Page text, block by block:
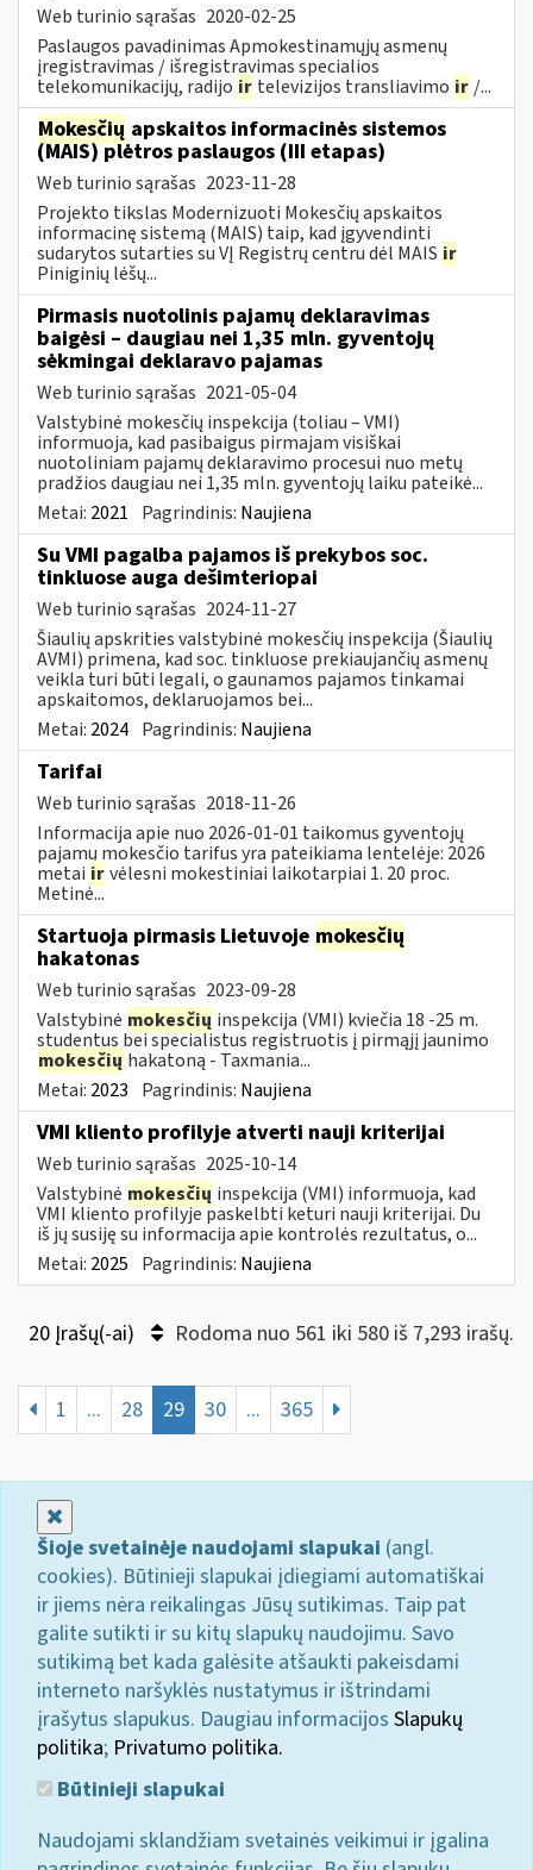
Web turinio sąrašas 2020-02-25
Paslaugos pavadinimas Apmokestinamųjų asmenų
įregistravimas / išregistravimas specialios
telekomunikacijų, radijo ir televizijos transliavimo ir /...
Mokesčių apskaitos informacinės sistemos
(MAIS) plėtros paslaugos (III etapas)
Web turinio sąrašas 2023-11-28
Projekto tikslas Modernizuoti Mokesčių apskaitos
informacinę sistemą (MAIS) taip, kad įgyvendinti
sudarytos sutarties su VĮ Registrų centru dėl MAIS ir
Piniginių lėšų...
Pirmasis nuotolinis pajamų deklaravimas
baigėsi – daugiau nei 1,35 mln. gyventojų
sėkmingai deklaravo pajamas
Web turinio sąrašas 2021-05-04
Valstybinė mokesčių inspekcija (toliau – VMI)
informuoja, kad pasibaigus pirmajam visiškai
nuotoliniam pajamų deklaravimo procesui nuo metų
pradžios daugiau nei 1,35 mln. gyventojų laiku pateikė...
Metai: 2021 Pagrindinis: Naujiena
Su VMI pagalba pajamos iš prekybos soc.
tinkluose auga dešimteriopai
Web turinio sąrašas 2024-11-27
Šiaulių apskrities valstybinė mokesčių inspekcija (Šiaulių
AVMI) primena, kad soc. tinkluose prekiaujančių asmenų
veikla turi būti legali, o gaunamos pajamos tinkamai
apskaitomos, deklaruojamos bei...
Metai: 2024 Pagrindinis: Naujiena
Tarifai
Web turinio sąrašas 2018-11-26
Informacija apie nuo 2026-01-01 taikomus gyventojų
pajamų mokesčio tarifus yra pateikiama lentelėje: 2026
metai irvėlesni mokestiniai laikotarpiai 1. 20 proc.
Metinė...
Startuoja pirmasis Lietuvoje mokesčių
hakatonas
Web turinio sąrašas 2023-09-28
Valstybinė mokesčių inspekcija (VMI) kviečia 18 -25 m.
studentus bei specialistus registruotis į pirmąjį jaunimo
mokesčių hakatoną - Taxmania...
Metai: 2023 Pagrindinis: Naujiena
VMI kliento profilyje atverti nauji kriterijai
Web turinio sąrašas 2025-10-14
Valstybinė mokesčių inspekcija (VMI) informuoja, kad
VMI kliento profilyje paskelbti keturi nauji kriterijai. Du
iš jų susiję su informacija apie kontrolės rezultatus, o...
Metai: 2025 Pagrindinis: Naujiena
20 Įrašų(-ai) Rodoma nuo 561 iki 580 iš 7,293 irašų.
1 ... 28 29 30 ... 365
Šioje svetainėje naudojami slapukai (angl.
cookies). Būtinieji slapukai įdiegiami automatiškai
ir jiems nėra reikalingas Jūsų sutikimas. Taip pat
galite sutikti ir su kitų slapukų naudojimu. Savo
sutikimą bet kada galėsite atšaukti pakeisdami
interneto naršyklės nustatymus ir ištrindami
įrašytus slapukus. Daugiau informacijos Slapukų
politika; Privatumo politika.
Būtinieji slapukai
Naudojami sklandžiam svetainės veikimui ir įgalina